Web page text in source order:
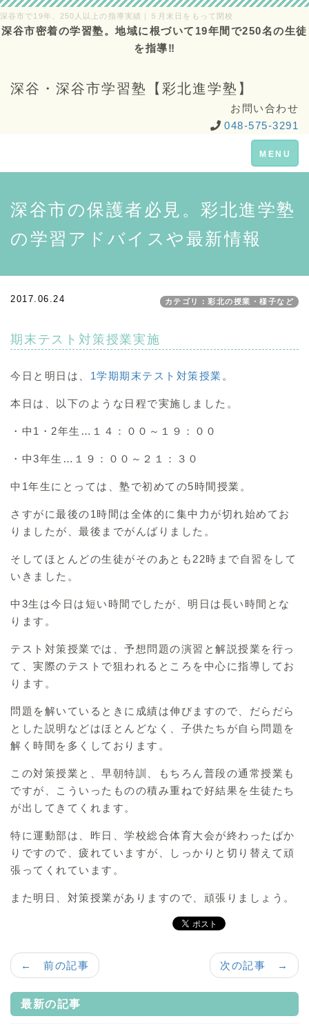
深谷市で19年、250人以上の指導実績｜５月末日をもって閉校
深谷市密着の学習塾。地域に根づいて19年間で250名の生徒
を指導‼
深谷・深谷市学習塾【彩北進学塾】
お問い合わせ
048-575-3291
Toggle
navigation
MENU
深谷市の保護者必見。彩北進学塾
の学習アドバイスや最新情報
2017.06.24 カテゴリ：彩北の授業・様子など
期末テスト対策授業実施
今日と明日は、 1学期期末テスト対策授業 。
本日は、以下のような日程で実施しました。
・中1・2年生…１４：００～１９：００
・中3年生…１９：００～２１：３０
中1年生にとっては、塾で初めての5時間授業。
さすがに最後の1時間は全体的に集中力が切れ始めてお
りましたが、最後までがんばりました。
そしてほとんどの生徒がそのあとも22時まで自習をして
いきました。
中3生は今日は短い時間でしたが、明日は長い時間とな
ります。
テスト対策授業では、予想問題の演習と解説授業を行っ
て、実際のテストで狙われるところを中心に指導してお
ります。
問題を解いているときに成績は伸びますので、だらだら
とした説明などはほとんどなく、子供たちが自ら問題を
解く時間を多くしております。
この対策授業と、早朝特訓、もちろん普段の通常授業も
ですが、こういったものの積み重ねで好結果を生徒たち
が出してきてくれます。
特に運動部は、昨日、学校総合体育大会が終わったばか
りですので、疲れていますが、しっかりと切り替えて頑
張ってくれています。
また明日、対策授業がありますので、頑張りましょう。
次の記事 →
← 前の記事
最新の記事